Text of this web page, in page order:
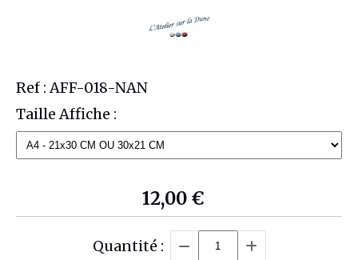
Ref : AFF-018-NAN
Taille Affiche :
12,00€
Quantité :